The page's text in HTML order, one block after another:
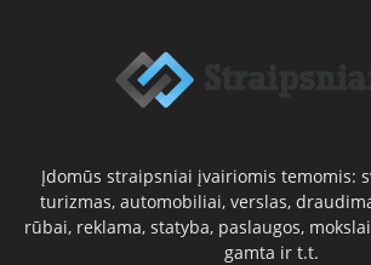
Įdomūs straipsniai įvairiomis temomis:
turizmas, automobiliai, verslas,
rūbai, reklama, statyba, paslaugos,
gamta ir t.t.